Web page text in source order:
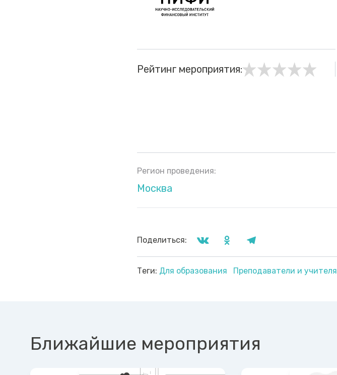
Рейтинг мероприятия:
Регион проведения:
Москва
Поделиться:
Теги: Для образования Преподаватели и учителя
Ближайшие мероприятия